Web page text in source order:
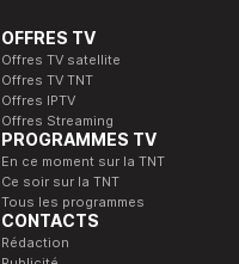
OFFRES TV
Offres TV satellite
Offres TV TNT
Offres IPTV
Offres Streaming
PROGRAMMES TV
En ce moment sur la TNT
Ce soir sur la TNT
Tous les programmes
CONTACTS
Rédaction